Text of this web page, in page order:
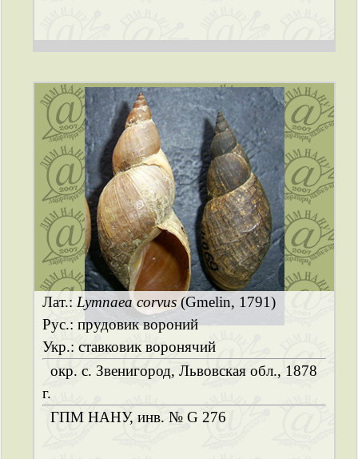
Лат.: Lymnaea corvus(Gmelin, 1791)
Рус.: прудовик вороний
Укр.: ставковик воронячий
окр. с. Звенигород, Львовская обл., 1878
г.
ГПМ НАНУ, инв. № G 276